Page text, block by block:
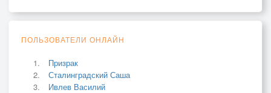
ПОЛЬЗОВАТЕЛИ ОНЛАЙН
Призрак
Сталинградский Саша
Ивлев Василий